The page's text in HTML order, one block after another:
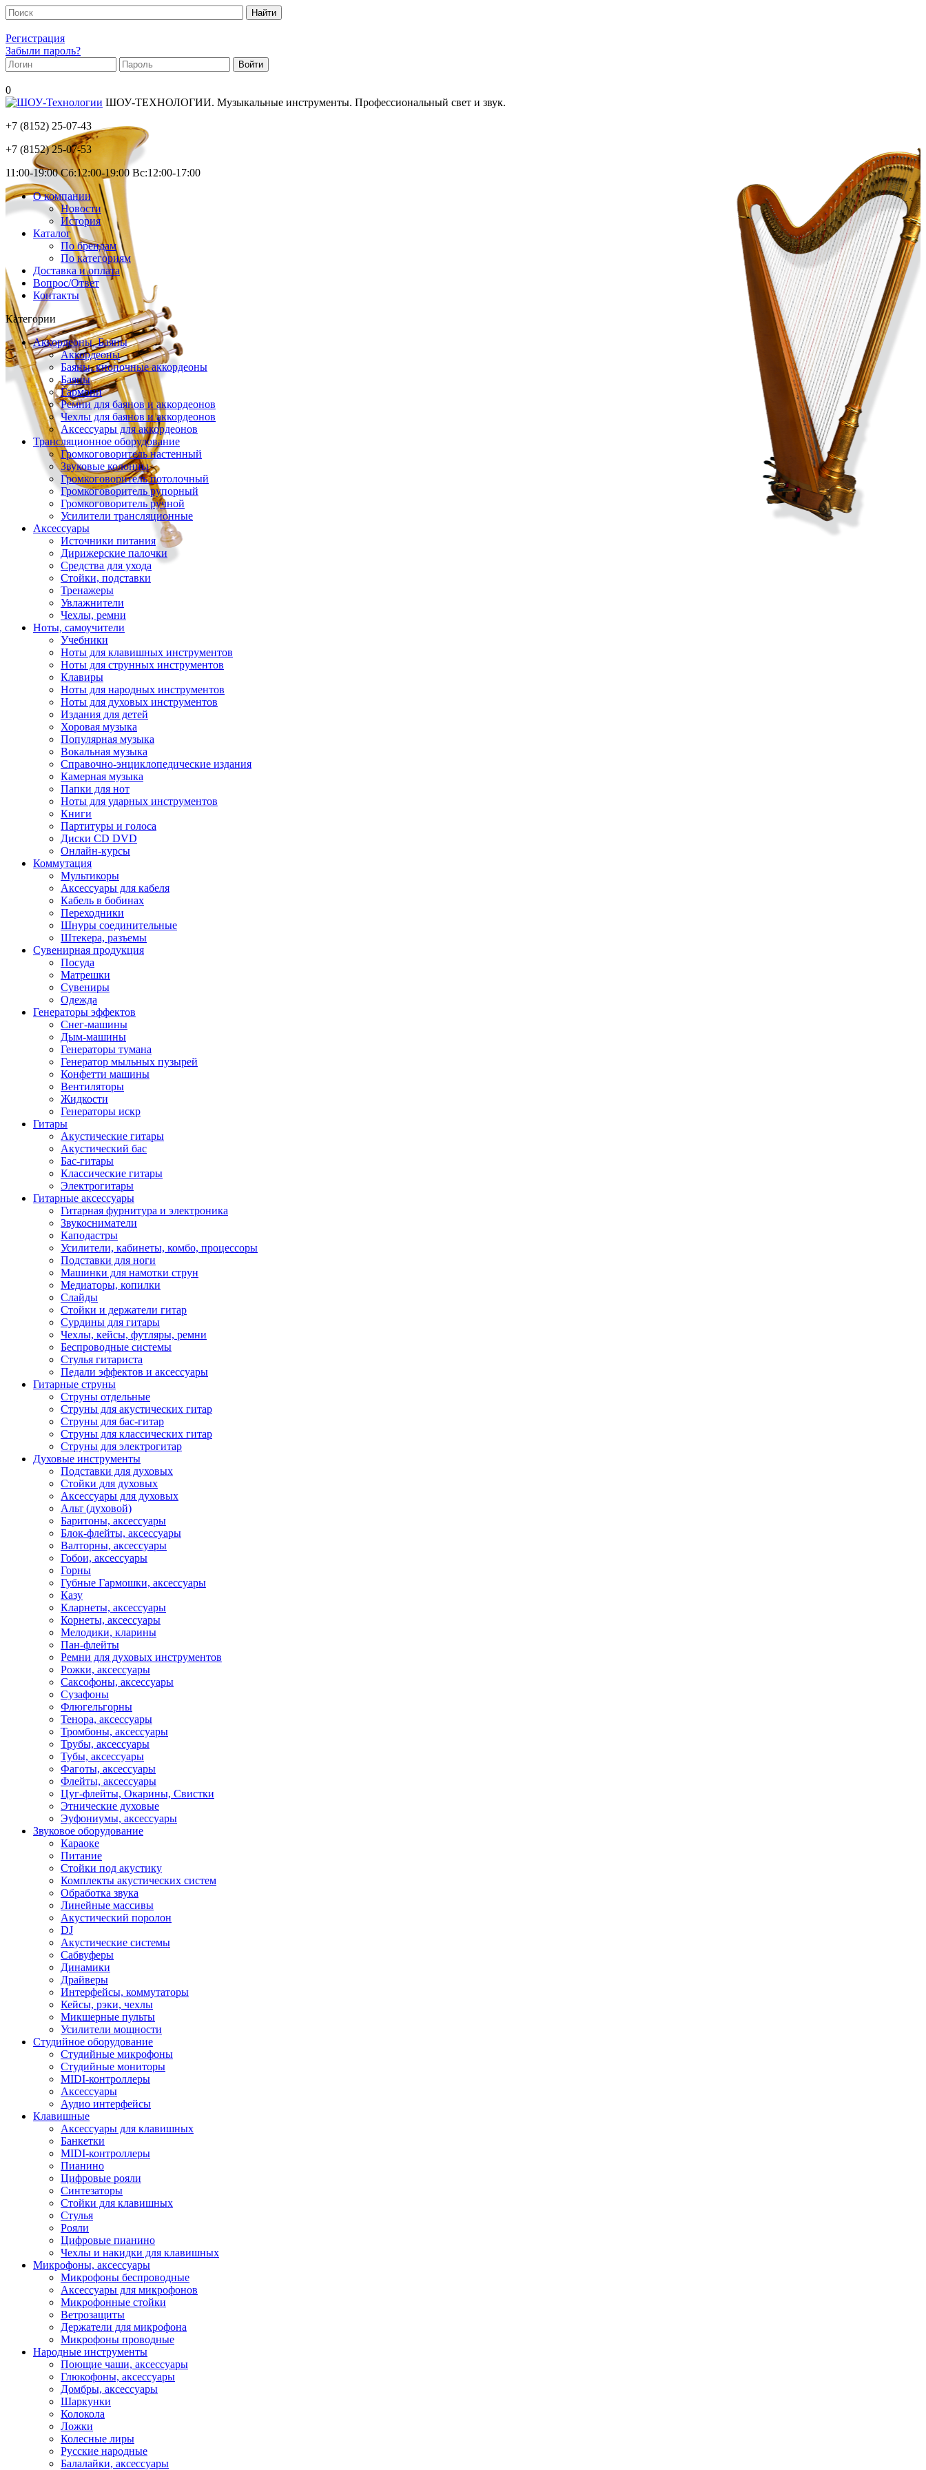
Регистрация
Забыли пароль?
0
ШОУ-ТЕХНОЛОГИИ. Музыкальные инструменты. Профессиональный свет и звук.
+7 (8152) 25-07-43
+7 (8152)25-07-53
11:00-19:00 Сб:12:00-19:00 Вс:12:00-17:00
О компании
Новости
История
Каталог
По брендам
По категориям
Доставка и оплата
Вопрос/Ответ
Контакты
Категории
Аккордеоны, Баяны
Аккордеоны
Баяны, кнопочные аккордеоны
Баяны
Гармони
Ремни для баянов и аккордеонов
Чехлы для баянов и аккордеонов
Аксессуары для аккордеонов
Трансляционное оборудование
Громкоговоритель настенный
Звуковые колонны
Громкоговоритель потолочный
Громкоговоритель рупорный
Громкоговоритель ручной
Усилители трансляционные
Аксессуары
Источники питания
Дирижерские палочки
Средства для ухода
Стойки, подставки
Тренажеры
Увлажнители
Чехлы, ремни
Ноты, самоучители
Учебники
Ноты для клавишных инструментов
Ноты для струнных инструментов
Клавиры
Ноты для народных инструментов
Ноты для духовых инструментов
Издания для детей
Хоровая музыка
Популярная музыка
Вокальная музыка
Справочно-энциклопедические издания
Камерная музыка
Папки для нот
Ноты для ударных инструментов
Книги
Партитуры и голоса
Диски CD DVD
Онлайн-курсы
Коммутация
Мультикоры
Аксессуары для кабеля
Кабель в бобинах
Переходники
Шнуры соединительные
Штекера, разъемы
Сувенирная продукция
Посуда
Матрешки
Сувениры
Одежда
Генераторы эффектов
Снег-машины
Дым-машины
Генераторы тумана
Генератор мыльных пузырей
Конфетти машины
Вентиляторы
Жидкости
Генераторы искр
Гитары
Акустические гитары
Акустический бас
Бас-гитары
Классические гитары
Электрогитары
Гитарные аксессуары
Гитарная фурнитура и электроника
Звукосниматели
Каподастры
Усилители, кабинеты, комбо, процессоры
Подставки для ноги
Машинки для намотки струн
Медиаторы, копилки
Слайды
Стойки и держатели гитар
Сурдины для гитары
Чехлы, кейсы, футляры, ремни
Беспроводные системы
Стулья гитариста
Педали эффектов и аксессуары
Гитарные струны
Струны отдельные
Струны для акустических гитар
Струны для бас-гитар
Струны для классических гитар
Струны для электрогитар
Духовые инструменты
Подставки для духовых
Стойки для духовых
Аксессуары для духовых
Альт (духовой)
Баритоны, аксессуары
Блок-флейты, аксессуары
Валторны, аксессуары
Гобои, аксессуары
Горны
Губные Гармошки, аксессуары
Казу
Кларнеты, аксессуары
Корнеты, аксессуары
Мелодики, кларины
Пан-флейты
Ремни для духовых инструментов
Рожки, аксессуары
Саксофоны, аксессуары
Сузафоны
Флюгельгорны
Тенора, аксессуары
Тромбоны, аксессуары
Трубы, аксессуары
Тубы, аксессуары
Фаготы, аксессуары
Флейты, аксессуары
Цуг-флейты, Окарины, Свистки
Этнические духовые
Эуфониумы, аксессуары
Звуковое оборудование
Караоке
Питание
Стойки под акустику
Комплекты акустических систем
Обработка звука
Линейные массивы
Акустический поролон
DJ
Акустические системы
Сабвуферы
Динамики
Драйверы
Интерфейсы, коммутаторы
Кейсы, рэки, чехлы
Микшерные пульты
Усилители мощности
Студийное оборудование
Студийные микрофоны
Студийные мониторы
MIDI-контроллеры
Аксессуары
Аудио интерфейсы
Клавишные
Аксессуары для клавишных
Банкетки
MIDI-контроллеры
Пианино
Цифровые рояли
Синтезаторы
Стойки для клавишных
Стулья
Рояли
Цифровые пианино
Чехлы и накидки для клавишных
Микрофоны, аксессуары
Микрофоны беспроводные
Аксессуары для микрофонов
Микрофонные стойки
Ветрозащиты
Держатели для микрофона
Микрофоны проводные
Народные инструменты
Поющие чаши, аксессуары
Глюкофоны, аксессуары
Домбры, аксессуары
Шаркунки
Колокола
Ложки
Колесные лиры
Русские народные
Балалайки, аксессуары